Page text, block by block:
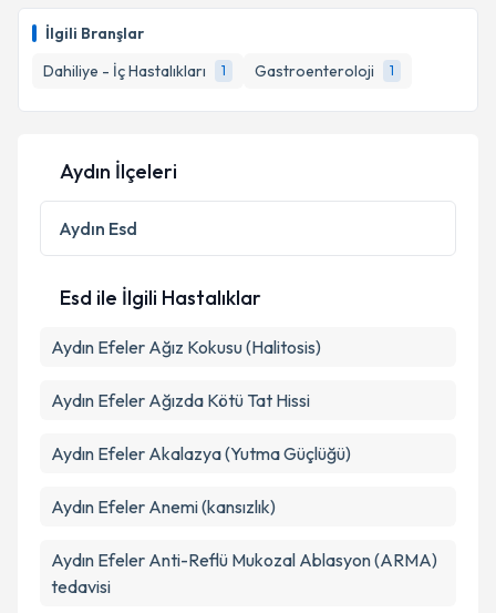
İlgili Branşlar
Dahiliye - İç Hastalıkları
1 Gastroenteroloji 1
bilgilendireceğiz.
E-posta Adresiniz
Kişisel verilerimin işlenmesine ilişkin
Metni'ni okudum ve kişisel verilerimin belirtilen
kapsamda işlenmesini kabul ediyorum.
Takvim Talebini Gönder
Aydın İlçeleri
Aydın Esd
Esd ile İlgili Hastalıklar
Aydın Efeler Ağız Kokusu (Halitosis)
Aydın Efeler Ağızda Kötü Tat Hissi
Aydın Efeler Akalazya (Yutma Güçlüğü)
Aydın Efeler Anemi (kansızlık)
Aydın Efeler Anti-Reflü Mukozal Ablasyon (ARMA)
tedavisi